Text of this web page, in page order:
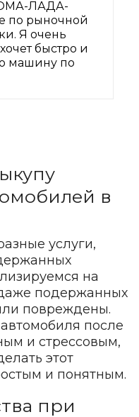
ЛАДА-
по рыночной
Я очень
быстро и
машину по
в
услуги,
на
подержанных
повреждены.
после
и стрессовым,
этот
и понятным.
при